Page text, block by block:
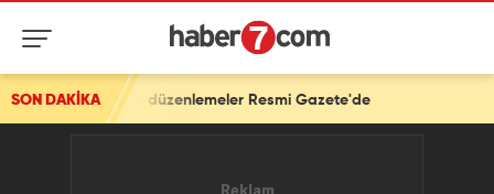
SON DAKİKA
düzenlemeler Resmi Gazete'de